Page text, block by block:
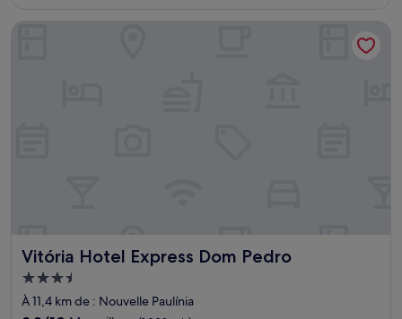
de
44 €
Vitória Hotel Express Dom Pedro
Vitória Hotel Express Dom Pedro
Hébergement
3.5 étoiles
À 11,4 km de : Nouvelle Paulínia